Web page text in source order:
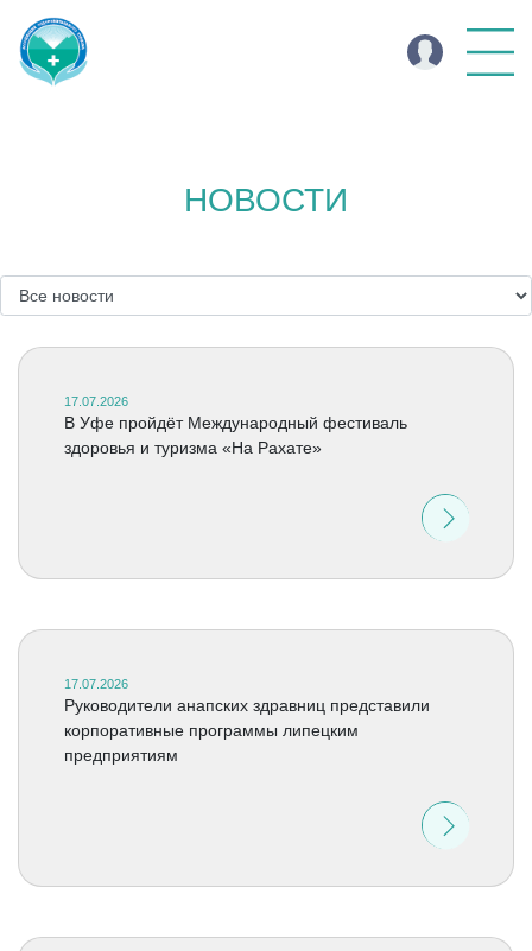
НОВОСТИ
17.07.2026
В Уфе пройдёт Международный фестиваль
здоровья и туризма «На Рахате»
17.07.2026
Руководители анапских здравниц представили
корпоративные программы липецким
предприятиям